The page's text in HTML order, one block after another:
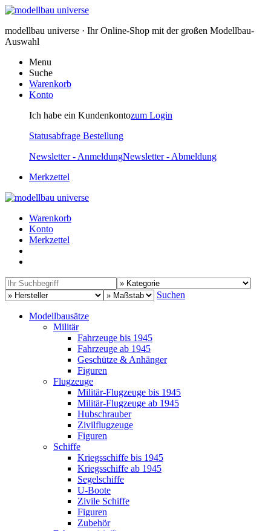
modellbau universe · Ihr Online-Shop mit der großen Modellbau-
Auswahl
Menu
Suche
Warenkorb
Konto
Ich habe ein Kundenkontozum Login
Statusabfrage Bestellung
Newsletter - AnmeldungNewsletter - Abmeldung
Merkzettel
Warenkorb
Konto
Merkzettel
Suchen
Modellbausätze
Militär
Fahrzeuge bis 1945
Fahrzeuge ab 1945
Geschütze & Anhänger
Figuren
Flugzeuge
Militär-Flugzeuge bis 1945
Militär-Flugzeuge ab 1945
Hubschrauber
Zivilflugzeuge
Figuren
Schiffe
Kriegsschiffe bis 1945
Kriegsschiffe ab 1945
Segelschiffe
U-Boote
Zivile Schiffe
Figuren
Zubehör